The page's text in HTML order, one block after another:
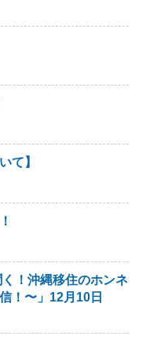
て】
！沖縄移住のホンネ
！〜」12月10日